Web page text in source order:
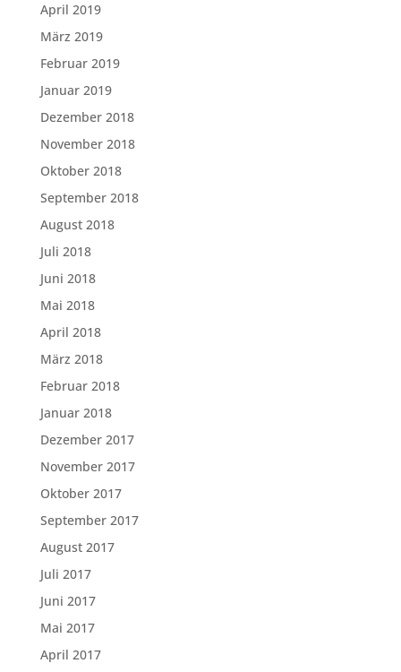
April 2019
März 2019
Februar 2019
Januar 2019
Dezember 2018
November 2018
Oktober 2018
September 2018
August 2018
Juli 2018
Juni 2018
Mai 2018
April 2018
März 2018
Februar 2018
Januar 2018
Dezember 2017
November 2017
Oktober 2017
September 2017
August 2017
Juli 2017
Juni 2017
Mai 2017
April 2017